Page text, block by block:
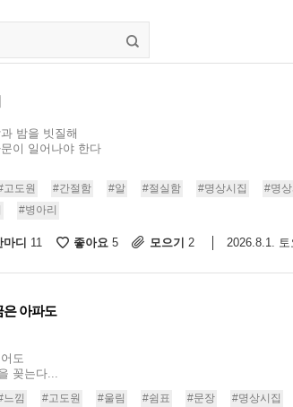
밤을 빗질해
이 일어나야 한다
고도원 #간절함 #알 #절실함 #명상시집 #명상
#병아리
마디 11 좋아요 5 모으기 2 2026.8.1. 토
은 아파도
도
꽂는다...
느낌 #고도원 #울림 #쉼표 #문장 #명상시집